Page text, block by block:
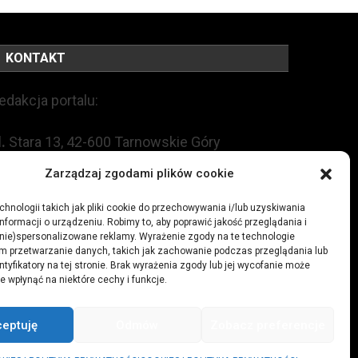
Zarządzaj zgodami plików cookie
takich jak pliki cookie do przechowywania i/lub uzyskiwania
o urządzeniu. Robimy to, aby poprawić jakość przeglądania i
reklamy. Wyrażenie zgody na te technologie
przetwarzanie danych, takich jak zachowanie podczas przeglądania lub
na tej stronie. Brak wyrażenia zgody lub jej wycofanie może
wpłynąć na niektóre cechy i funkcje.
KONTAKT
portalu:
Stara 13, 42-600 Tarnowskie Góry
+48 509 547 822
redakcja@czytamiwiem.pl
biuro@czytamiwiem.pl